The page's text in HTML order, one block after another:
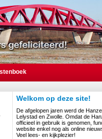
Welkom op deze site!
De afgelopen jaren werd de
Lelystad en Zwolle. Omdat de
officieel in gebruik is genomen,
website enkel nog als online
Veel lees- en kijkplezier!